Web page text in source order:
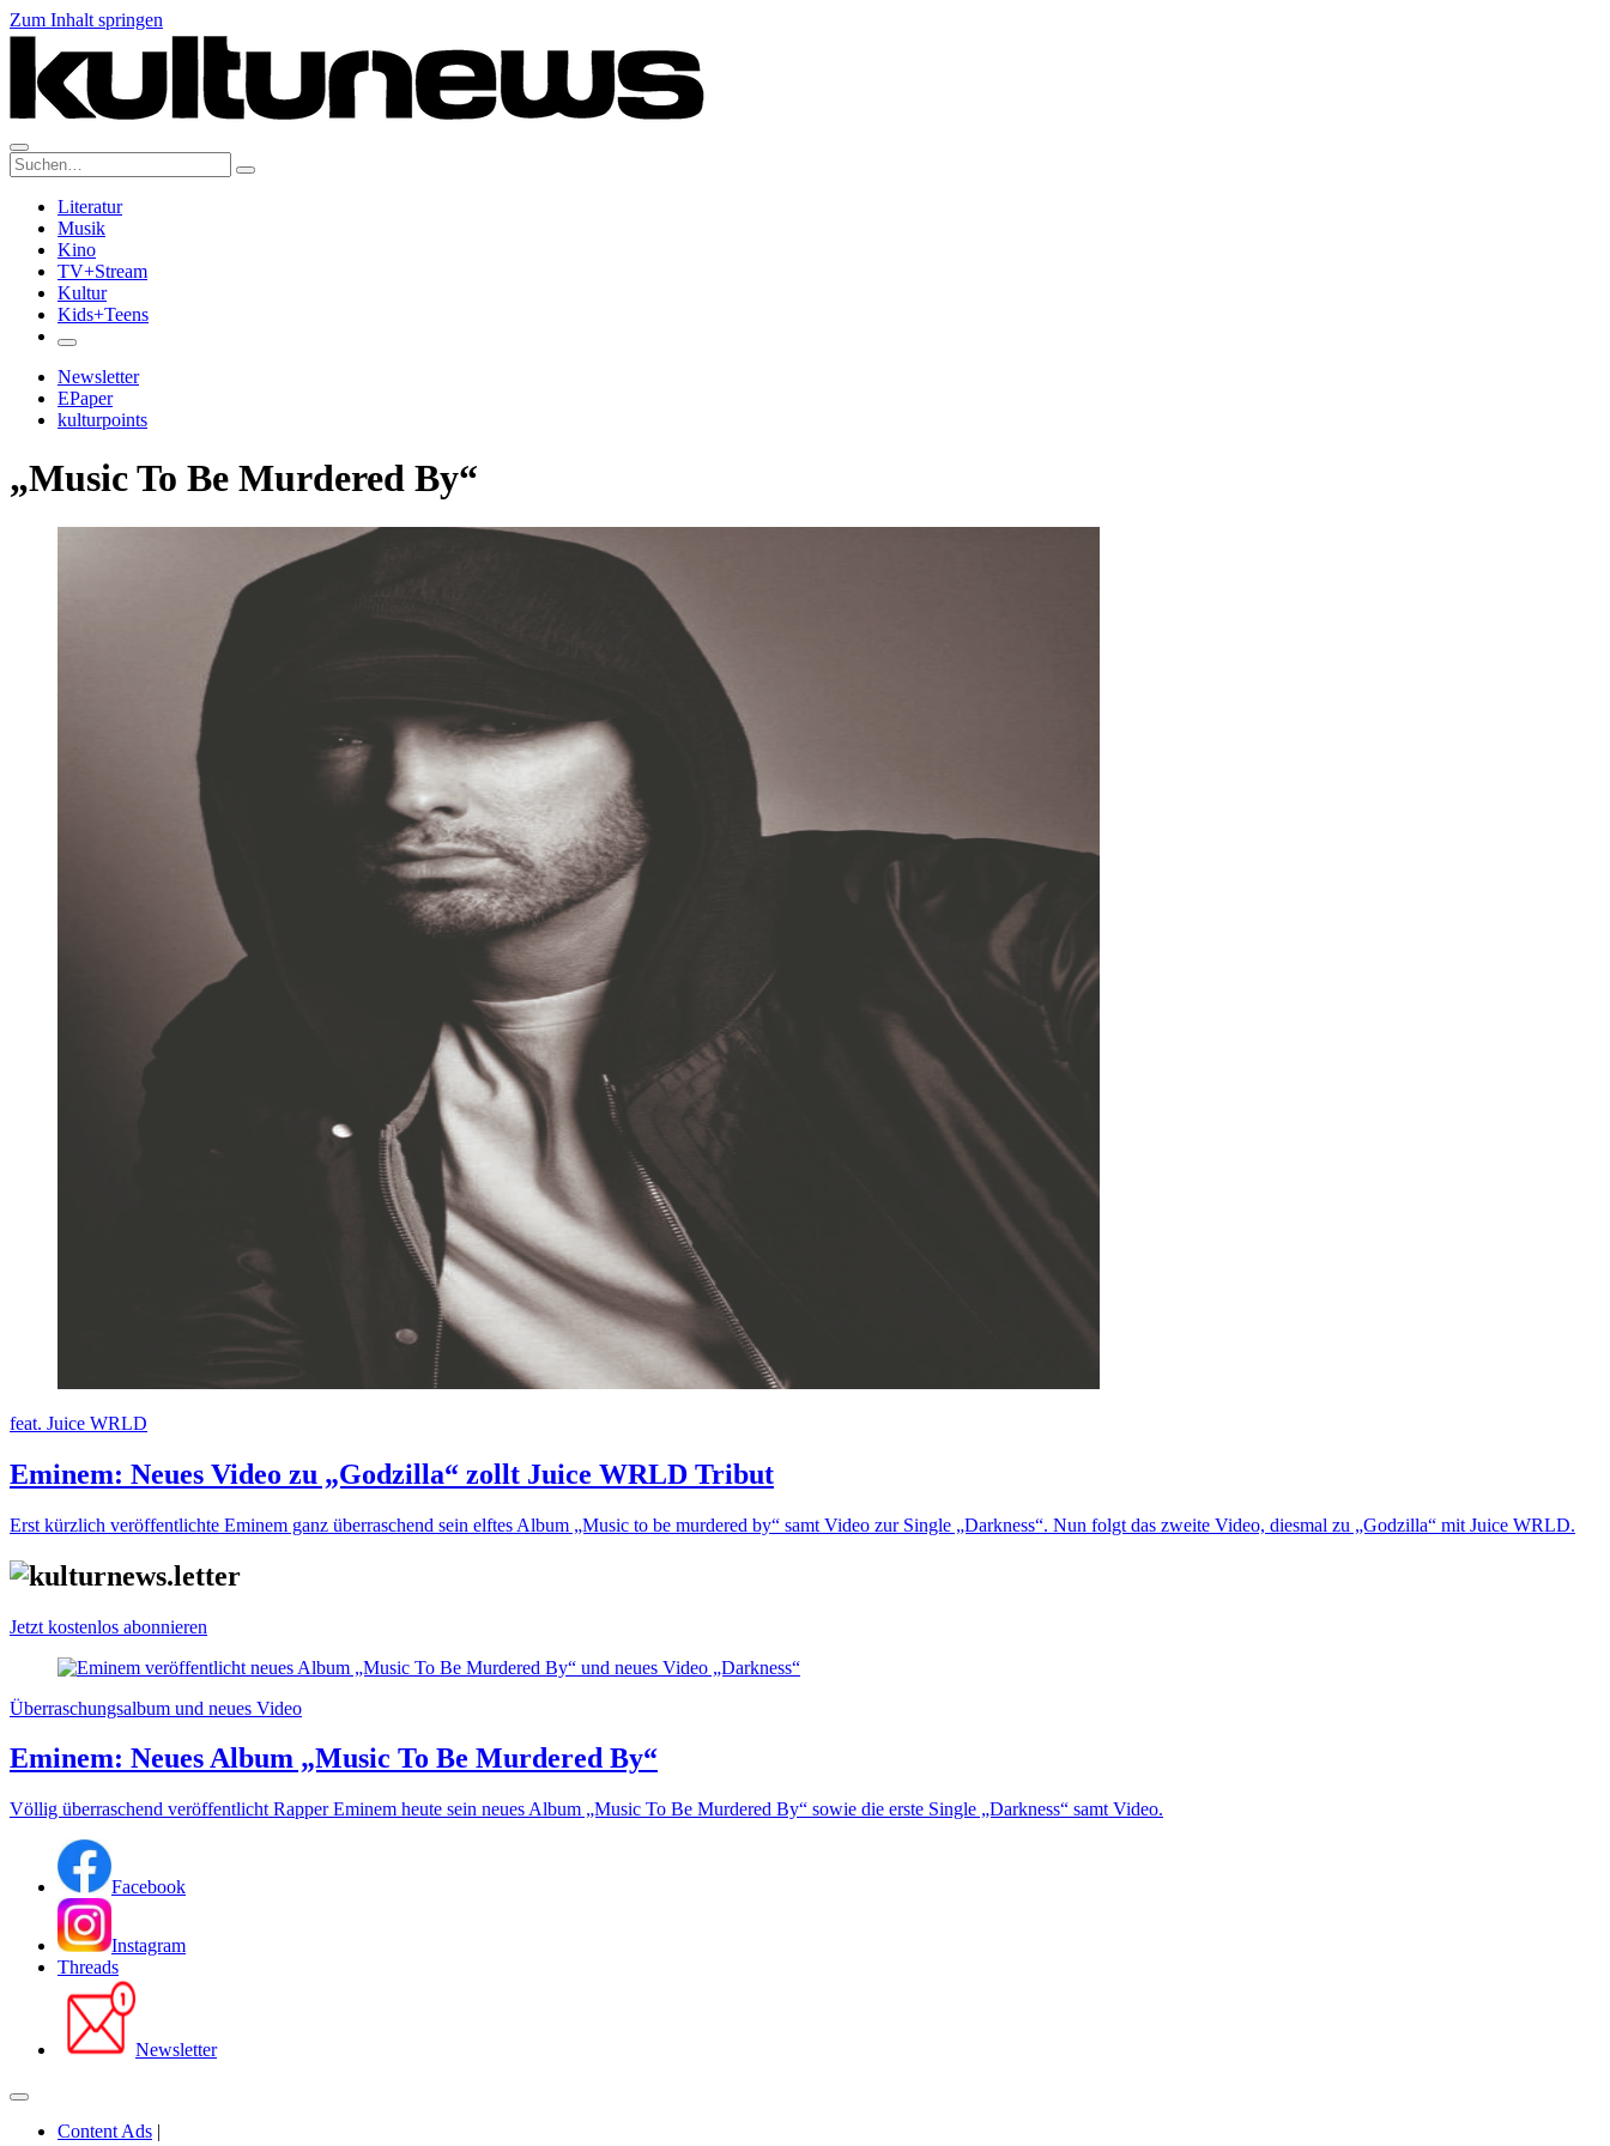
Zum Inhalt springen
Suche:
Literatur
Musik
Kino
TV+Stream
Kultur
Kids+Teens
Newsletter
EPaper
kulturpoints
„Music To Be Murdered By“
feat. Juice WRLD
Eminem: Neues Video zu „Godzilla“ zollt Juice WRLD Tribut
Erst kürzlich veröffentlichte Eminem ganz überraschend sein elftes Album „Music to be murdered by“ samt Video zur Single „Darkness“. Nun folgt das zweite Video, diesmal zu „Godzilla“ mit Juice WRLD.
Jetzt kostenlos abonnieren
Überraschungsalbum und neues Video
Eminem: Neues Album „Music To Be Murdered By“
Völlig überraschend veröffentlicht Rapper Eminem heute sein neues Album „Music To Be Murdered By“ sowie die erste Single „Darkness“ samt Video.
Facebook
Instagram
Threads
Newsletter
Content Ads |